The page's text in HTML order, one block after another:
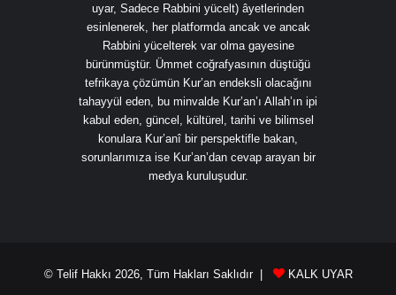
uyar, Sadece Rabbini yücelt) âyetlerinden
esinlenerek, her platformda ancak ve ancak
Rabbini yücelterek var olma gayesine
bürünmüştür. Ümmet coğrafyasının düştüğü
tefrikaya çözümün Kur’an endeksli olacağını
tahayyül eden, bu minvalde Kur’an’ı Allah’ın ipi
kabul eden, güncel, kültürel, tarihi ve bilimsel
konulara Kur’anî bir perspektifle bakan,
sorunlarımıza ise Kur’an’dan cevap arayan bir
medya kuruluşudur.
© Telif Hakkı 2026, Tüm Hakları Saklıdır | KALK UYAR